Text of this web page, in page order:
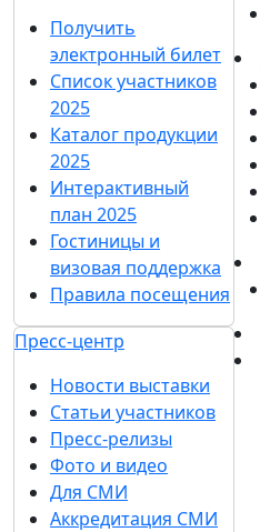
Получить
электронный билет
Список участников
2025
Каталог продукции
2025
Интерактивный
план 2025
Гостиницы и
визовая поддержка
Правила посещения
Пресс-центр
Новости выставки
Статьи участников
Пресс-релизы
Фото и видео
Для СМИ
Аккредитация СМИ